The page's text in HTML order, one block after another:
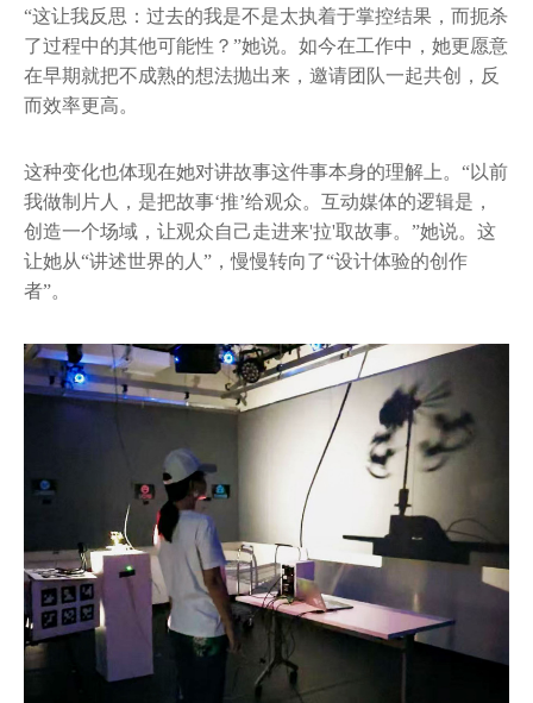
“这让我反思：过去的我是不是太执着于掌控结果，而扼杀
了过程中的其他可能性？”她说。如今在工作中，她更愿意
在早期就把不成熟的想法抛出来，邀请团队一起共创，反
而效率更高。
这种变化也体现在她对讲故事这件事本身的理解上。“以前
我做制片人，是把故事‘推’给观众。互动媒体的逻辑是，
创造一个场域，让观众自己走进来'拉'取故事。”她说。这
让她从“讲述世界的人”，慢慢转向了“设计体验的创作
者”。